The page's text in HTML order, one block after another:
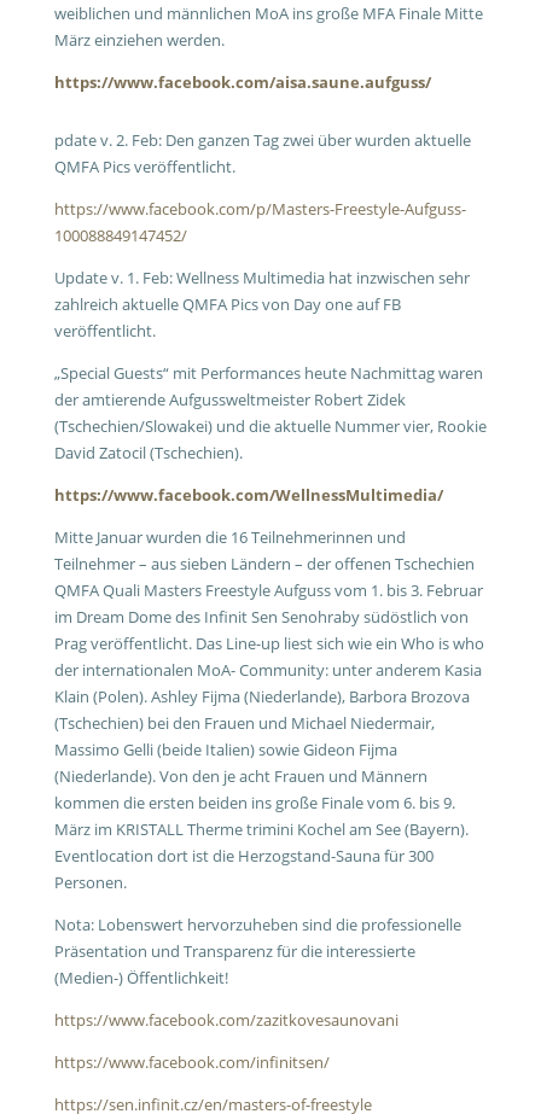
weiblichen und männlichen MoA ins große MFA Finale Mitte
März einziehen werden.
https://www.facebook.com/aisa.saune.aufguss/
pdate v. 2. Feb: Den ganzen Tag zwei über wurden aktuelle
QMFA Pics veröffentlicht.
https://www.facebook.com/p/Masters-Freestyle-Aufguss-
100088849147452/
Update v. 1. Feb: Wellness Multimedia hat inzwischen sehr
zahlreich aktuelle QMFA Pics von Day one auf FB
veröffentlicht.
„Special Guests“ mit Performances heute Nachmittag waren
der amtierende Aufgussweltmeister Robert Zidek
(Tschechien/Slowakei) und die aktuelle Nummer vier, Rookie
David Zatocil (Tschechien).
https://www.facebook.com/WellnessMultimedia/
Mitte Januar wurden die 16 Teilnehmerinnen und
Teilnehmer – aus sieben Ländern – der offenen Tschechien
QMFA Quali Masters Freestyle Aufguss vom 1. bis 3. Februar
im Dream Dome des Infinit Sen Senohraby südöstlich von
Prag veröffentlicht. Das Line-up liest sich wie ein Who is who
der internationalen MoA- Community: unter anderem Kasia
Klain (Polen). Ashley Fijma (Niederlande), Barbora Brozova
(Tschechien) bei den Frauen und Michael Niedermair,
Massimo Gelli (beide Italien) sowie Gideon Fijma
(Niederlande). Von den je acht Frauen und Männern
kommen die ersten beiden ins große Finale vom 6. bis 9.
März im KRISTALL Therme trimini Kochel am See (Bayern).
Eventlocation dort ist die Herzogstand-Sauna für 300
Personen.
Nota: Lobenswert hervorzuheben sind die professionelle
Präsentation und Transparenz für die interessierte
(Medien-) Öffentlichkeit!
https://www.facebook.com/zazitkovesaunovani
https://www.facebook.com/infinitsen/
https://sen.infinit.cz/en/masters-of-freestyle